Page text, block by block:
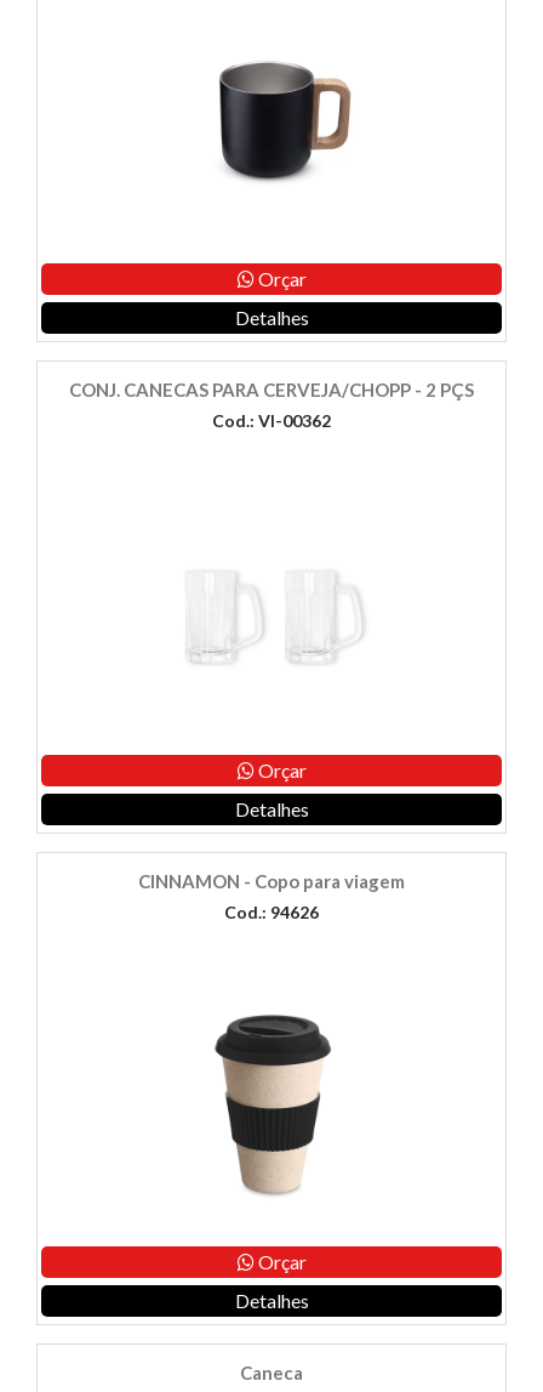
Orçar
Detalhes
CONJ. CANECAS PARA CERVEJA/CHOPP - 2 PÇS
Cod.: VI-00362
Orçar
Detalhes
CINNAMON - Copo para viagem
Cod.: 94626
Orçar
Detalhes
Caneca